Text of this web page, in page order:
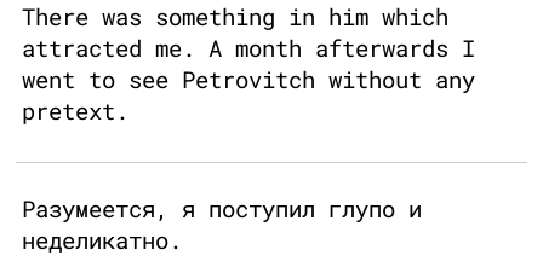
There was something in him which
attracted me. A month afterwards I
went to see Petrovitch without any
pretext.
Разумеется, я поступил глупо и
неделикатно.